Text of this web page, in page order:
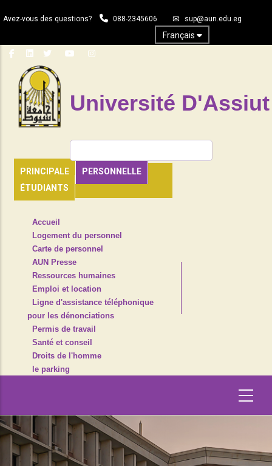
au
principal
Avez-vous des questions? 088-2345606 sup@aun.edu.eg
Français
Université D'Assiut
PRINCIPALE
PERSONNELLE
ÉTUDIANTS
HEADER
NAVIGATION
Accueil
Logement du personnel
Carte de personnel
AUN Presse
Ressources humaines
Emploi et location
Ligne d'assistance téléphonique
pour les dénonciations
Permis de travail
Santé et conseil
Droits de l'homme
le parking